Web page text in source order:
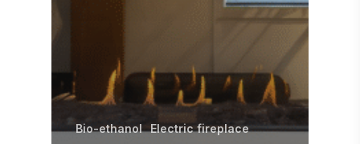
Bio-ethanol Electric fireplace